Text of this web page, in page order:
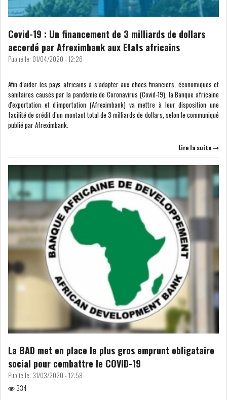
Covid-19 : Un financement de 3 milliards de dollars
accordé par Afreximbank aux Etats africains
Publié le: 01/04/2020 - 12:26
Afin d’aider les pays africains à s’adapter aux chocs financiers, économiques et
sanitaires causés par la pandémie de Coronavirus (Covid-19), la Banque africaine
d'exportation et d'importation (Afreximbank) va mettre à leur disposition une
facilité de crédit d’un montant total de 3 milliards de dollars, selon le communiqué
publié par Afreximbank.
Lire la suite
La BAD met en place le plus gros emprunt obligataire
social pour combattre le COVID-19
Publié le: 31/03/2020 - 12:58
334